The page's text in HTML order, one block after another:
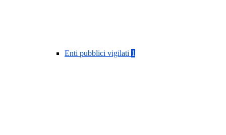
Enti pubblici vigilati 1